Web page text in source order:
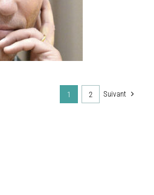
1 2 Suivant